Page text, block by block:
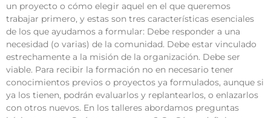
un proyecto o cómo elegir aquel en el que queremos
trabajar primero, y estas son tres características esenciales
de los que ayudamos a formular: Debe responder a una
necesidad (o varias) de la comunidad. Debe estar vinculado
estrechamente a la misión de la organización. Debe ser
viable. Para recibir la formación no en necesario tener
conocimientos previos o proyectos ya formulados, aunque si
ya los tienen, podrán evaluarlos y replantearlos, o enlazarlos
con otros nuevos. En los talleres abordamos preguntas